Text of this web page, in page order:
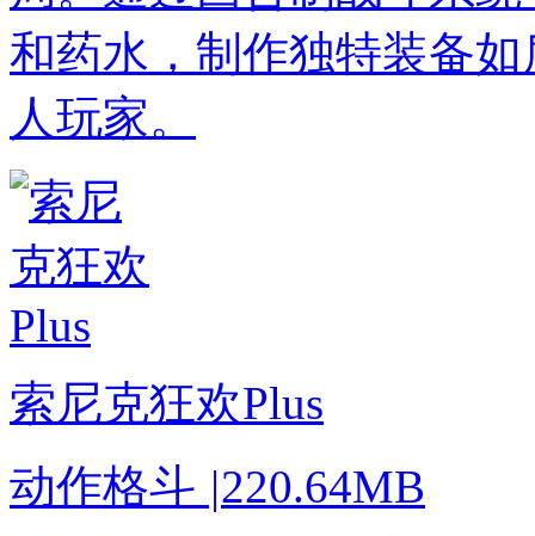
和药水，制作独特装备
人玩家。
索尼克狂欢Plus
动作格斗 |220.64MB